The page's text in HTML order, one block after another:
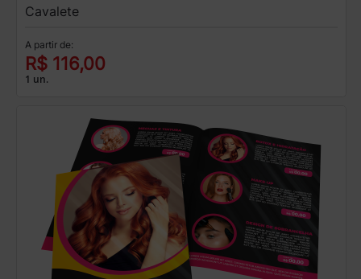
Cavalete
A partir de:
R$ 116,00
1 un.